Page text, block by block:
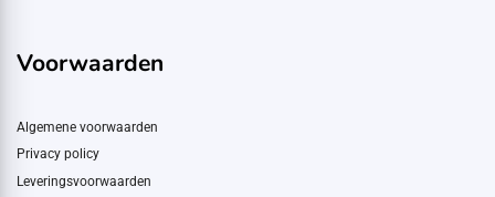
Voorwaarden
Algemene voorwaarden
Privacy policy
Leveringsvoorwaarden